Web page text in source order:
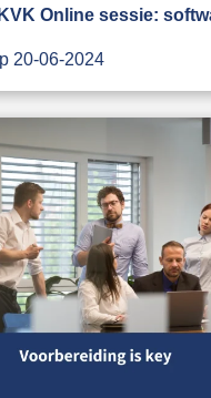
Online sessie:
20-06-2024